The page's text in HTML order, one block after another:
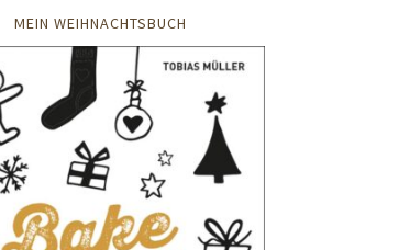
MEIN WEIHNACHTSBUCH